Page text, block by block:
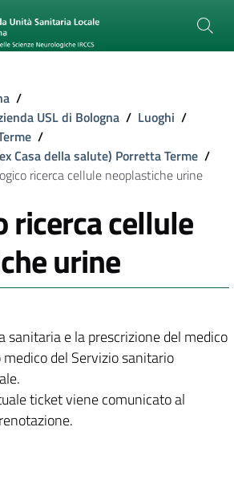
/
USL di Bologna / Luoghi /
/
Casa della salute) Porretta Terme /
ricerca cellule neoplastiche urine
ricerca cellule
urine
sanitaria e la prescrizione del medico
del Servizio sanitario
ticket viene comunicato al